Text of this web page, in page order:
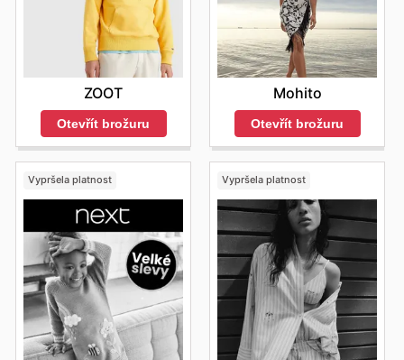
ZOOT
Otevřít brožuru
Mohito
Otevřít brožuru
Vypršela platnost Vypršela platnost